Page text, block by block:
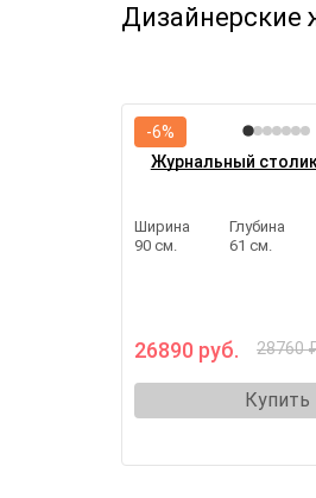
Дизайнерские
Журнальный
Ширина
90 см.
Глубина
61 см.
26890 руб. 28760
Купить
-6%